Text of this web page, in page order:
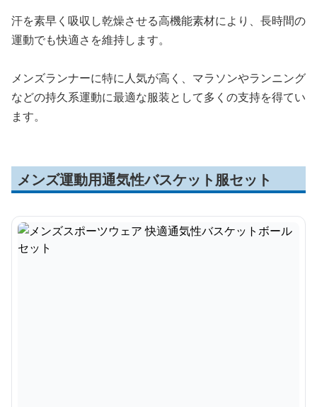
汗を素早く吸収し乾燥させる高機能素材により、長時間の
運動でも快適さを維持します。
メンズランナーに特に人気が高く、マラソンやランニング
などの持久系運動に最適な服装として多くの支持を得てい
ます。
メンズ運動用通気性バスケット服セット